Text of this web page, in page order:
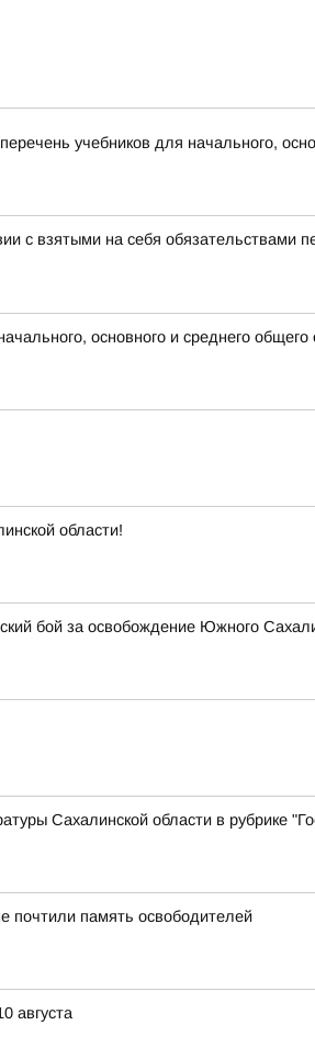
учебников для начального,
с взятыми на себя обязательствами
основного и среднего общего
области!
бой за освобождение Южного
Сахалинской области в рубрике
почтили память освободителей
августа